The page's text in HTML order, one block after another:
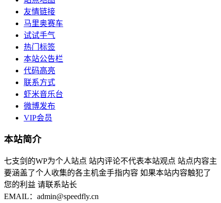
友情链接
马里奥赛车
试试手气
热门标签
本站公告栏
代码高亮
联系方式
虾米音乐台
微博发布
VIP会员
本站简介
七支剑的WP为个人站点 站内评论不代表本站观点 站点内容主
要涵盖了个人收集的各主机金手指内容 如果本站内容触犯了
您的利益 请联系站长
EMAIL：admin@speedfly.cn